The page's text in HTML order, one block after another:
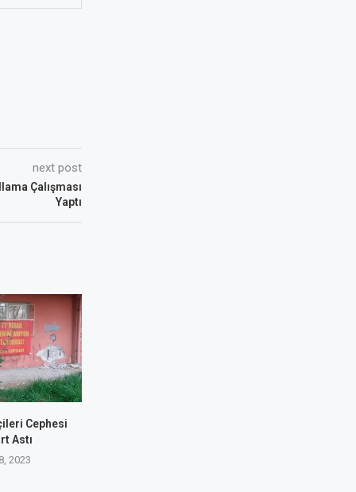
next post
Çalışması
Yaptı
Cephesi
Astı
2023